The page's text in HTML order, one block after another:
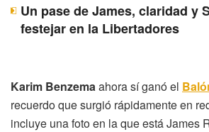
Un pase de James, claridad y
festejar en la Libertadores
Karim Benzemaahora sí ganó el
recuerdo que surgió rápidamente en
incluye una foto en la que está James